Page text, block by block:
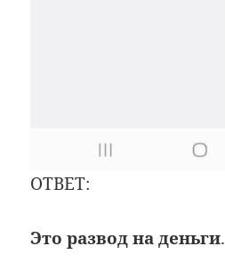
ОТВЕТ:
Это развод на деньги.